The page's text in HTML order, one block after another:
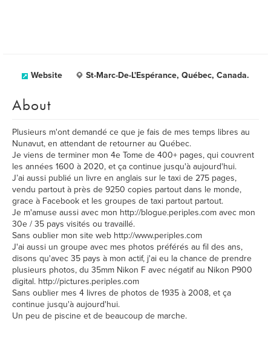
Website St-Marc-De-L'Espérance, Québec, Canada.
About
Plusieurs m'ont demandé ce que je fais de mes temps libres au
Nunavut, en attendant de retourner au Québec.
Je viens de terminer mon 4e Tome de 400+ pages, qui couvrent
les années 1600 à 2020, et ça continue jusqu'à aujourd'hui.
J’ai aussi publié un livre en anglais sur le taxi de 275 pages,
vendu partout à près de 9250 copies partout dans le monde,
grace à Facebook et les groupes de taxi partout partout.
Je m'amuse aussi avec mon http://blogue.periples.com avec mon
30e / 35 pays visités ou travaillé.
Sans oublier mon site web http://www.periples.com
J'ai aussi un groupe avec mes photos préférés au fil des ans,
disons qu'avec 35 pays à mon actif, j'ai eu la chance de prendre
plusieurs photos, du 35mm Nikon F avec négatif au Nikon P900
digital. http://pictures.periples.com
Sans oublier mes 4 livres de photos de 1935 à 2008, et ça
continue jusqu'à aujourd'hui.
Un peu de piscine et de beaucoup de marche.